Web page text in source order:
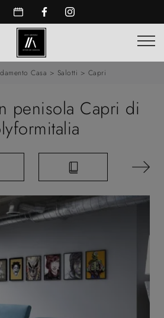
Casa > Salotti > Capri
penisola Capri di